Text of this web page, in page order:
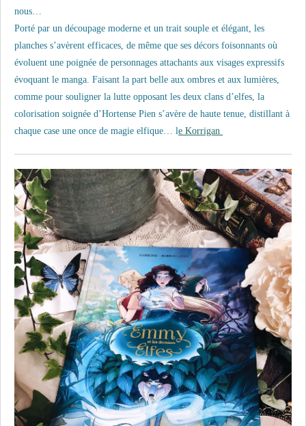
nous…
Porté par un découpage moderne et un trait souple et élégant, les
planches s’avèrent efficaces, de même que ses décors foisonnants où
évoluent une poignée de personnages attachants aux visages expressifs
évoquant le manga. Faisant la part belle aux ombres et aux lumières,
comme pour souligner la lutte opposant les deux clans d’elfes, la
colorisation soignée d’Hortense Pien s’avère de haute tenue, distillant à
chaque case une once de magie elfique… le Korrigan